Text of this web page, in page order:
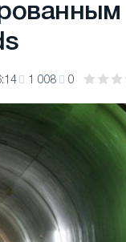
1 008 0